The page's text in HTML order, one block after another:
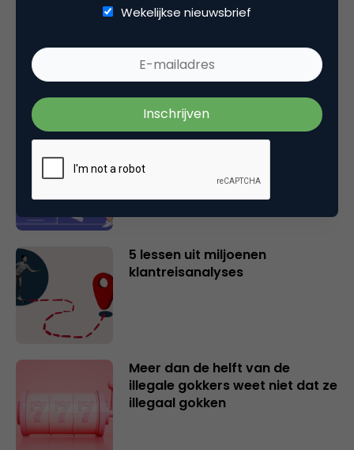
evolutie van netwerken in een
tijdperk van personal branding
Waarom jouw productpagina
(en hoe je dat nu oplost)
5 lessen uit miljoenen
klantreisanalyses
Meer dan de helft van de
illegale gokkers weet niet dat ze
illegaal gokken
Wekelijkse nieuwsbrief